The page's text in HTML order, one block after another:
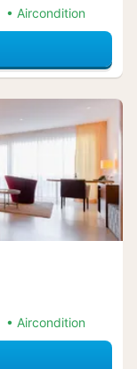
Aircondition
Aircondition